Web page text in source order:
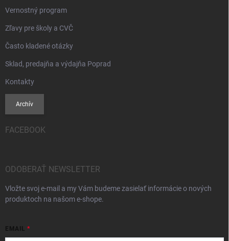
Vernostný program
Zľavy pre školy a CVČ
Často kladené otázky
Sklad, predajňa a výdajňa Poprad
Kontakty
Archív
FACEBOOK
ODOBERAŤ NEWSLETTER
Vložte svoj e-mail a my Vám budeme zasielať informácie o nových
produktoch na našom e-shope.
EMAIL